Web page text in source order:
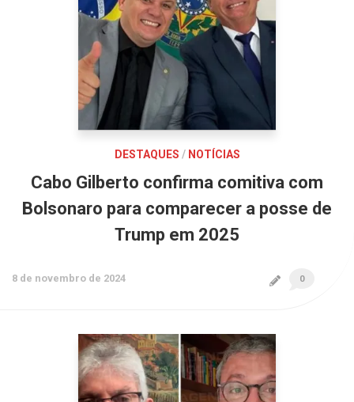
DESTAQUES / NOTÍCIAS
Cabo Gilberto confirma comitiva com
Bolsonaro para comparecer a posse de
Trump em 2025
0
8 de novembro de 2024